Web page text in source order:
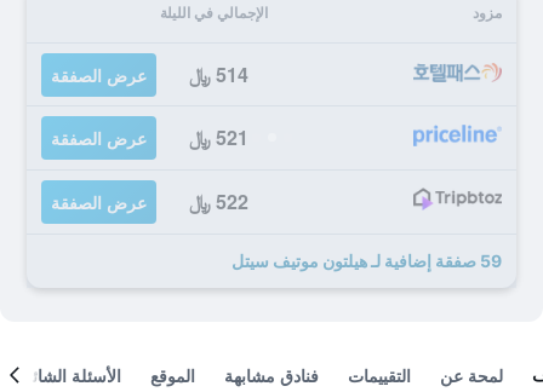
مزود الإجمالي في الليلة
514 ﷼ عرض الصفقة
521 ﷼ عرض الصفقة
522 ﷼ عرض الصفقة
59 صفقة إضافية لـ هيلتون موتيف سيتل
لمحة عن التقييمات فنادق مشابهة الموقع الأسئلة الشائعة